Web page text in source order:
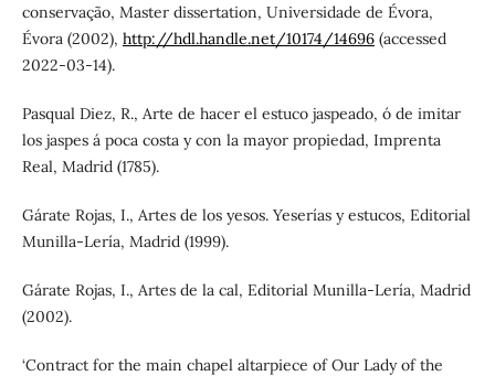
conservação, Master dissertation, Universidade de Évora,
Évora (2002), http://hdl.handle.net/10174/14696(accessed
2022-03-14).
Pasqual Diez, R., Arte de hacer el estuco jaspeado, ó de imitar
los jaspes á poca costa y con la mayor propiedad, Imprenta
Real, Madrid (1785).
Gárate Rojas, I., Artes de los yesos. Yeserías y estucos, Editorial
Munilla-Lería, Madrid (1999).
Gárate Rojas, I., Artes de la cal, Editorial Munilla-Lería, Madrid
(2002).
‘Contract for the main chapel altarpiece of Our Lady of the